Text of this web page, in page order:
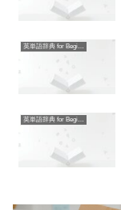
英単語辞典 for Beginners
英単語辞典 for Beginners